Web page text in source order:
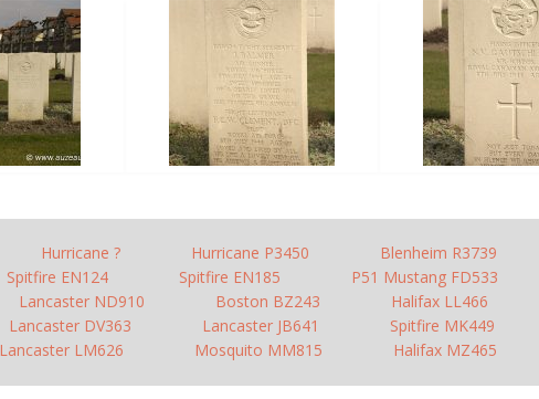
Hurricane ? Hurricane P3450 Blenheim R3739
Spitfire EN124
Spitfire EN185 P51 Mustang FD533
Lancaster ND910
Boston BZ243 Halifax LL466
Lancaster DV363
Lancaster JB641 Spitfire MK449
Lancaster LM626
Mosquito MM815 Halifax MZ465